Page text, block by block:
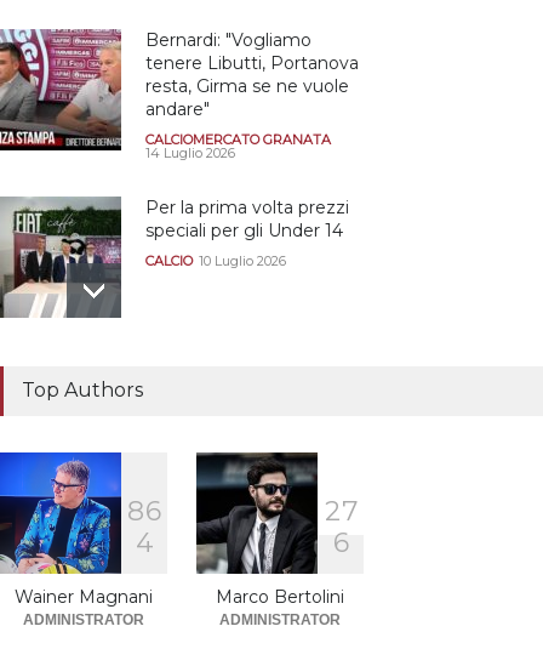
Bernardi: "Vogliamo
tenere Libutti, Portanova
resta, Girma se ne vuole
andare"
CALCIOMERCATO GRANATA
14 Luglio 2026
Per la prima volta prezzi
speciali per gli Under 14
CALCIO 10 Luglio 2026
Sono solo sette le
squadre che sono state
promosse la stagione
successiva alla
retrocessione
Top Authors
86
4
Wainer Magnani
ADMINISTRATOR
27
6
Marco Bertolini
ADMINISTRATOR